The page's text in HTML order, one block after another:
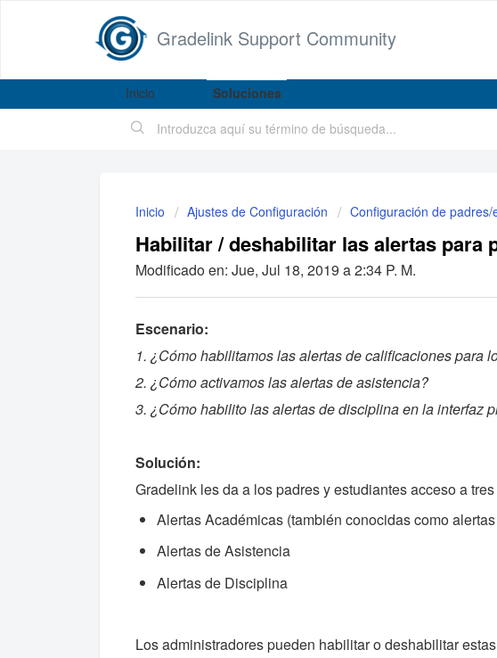
Gradelink Support Community
Inicio
Soluciones
Inicio Ajustes de Configuración Configuración de padres/
Habilitar / deshabilitar las alertas para
Modificado en: Jue, Jul 18, 2019 a 2:34 P. M.
Escenario:
1. ¿Cómo habilitamos las alertas de calificaciones para
2. ¿Cómo activamos las alertas de asistencia?
3. ¿Cómo habilito las alertas de disciplina en la interfaz
Solución:
Gradelink les da a los padres y estudiantes acceso a
Alertas Académicas (también conocidas como
Alertas de Asistencia
Alertas de Disciplina
Los administradores pueden habilitar o deshabilitar